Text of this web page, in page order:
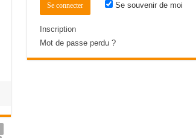
Se souvenir de moi
Inscription
Mot de passe perdu ?